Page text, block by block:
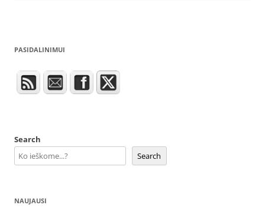
PASIDALINIMUI
Search
Search
NAUJAUSI